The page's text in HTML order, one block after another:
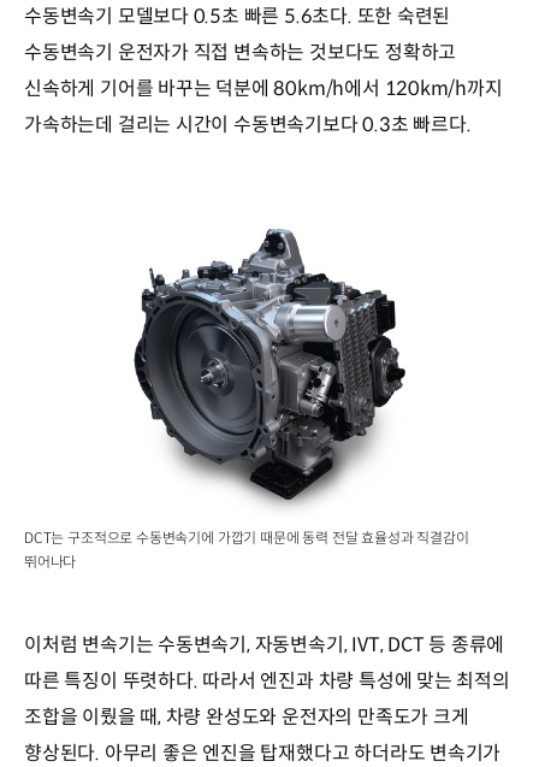
수동변속기 모델보다 0.5초 빠른 5.6초다. 또한 숙련된
수동변속기 운전자가 직접 변속하는 것보다도 정확하고
신속하게 기어를 바꾸는 덕분에 80km/h에서 120km/h까지
가속하는데 걸리는 시간이 수동변속기보다 0.3초 빠르다.
DCT는 구조적으로 수동변속기에 가깝기 때문에 동력 전달 효율성과 직결감이
뛰어나다
이처럼 변속기는 수동변속기, 자동변속기, IVT, DCT 등 종류에
따른 특징이 뚜렷하다. 따라서 엔진과 차량 특성에 맞는 최적의
조합을 이뤘을 때, 차량 완성도와 운전자의 만족도가 크게
향상된다. 아무리 좋은 엔진을 탑재했다고 하더라도 변속기가